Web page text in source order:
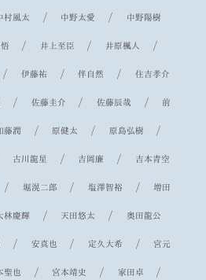
村風太 / 中野太愛 / 中野陽樹
/ 井上至臣 / 井原楓人 /
伊藤祐 /伴自然 / 住吉孝介
/佐藤圭介 /佐藤辰哉 / 前
藤潤 / 原健太 / 原島弘樹 /
古川龍星 / 吉岡廉 / 吉本青空
堀滉二郎 / 塩澤智裕 / 増田
林慶輝 / 天田悠太 / 奥田龍公
/安真也 /定久大希 / 宮元
聖也 / 宮本靖史 / 家田卓 /